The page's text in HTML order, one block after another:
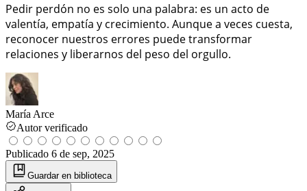
Pedir perdón no es solo una palabra: es un acto de
valentía, empatía y crecimiento. Aunque a veces cuesta,
reconocer nuestros errores puede transformar
relaciones y liberarnos del peso del orgullo.
María Arce
Autor verificado
Publicado 6 de sep, 2025
Guardar en biblioteca